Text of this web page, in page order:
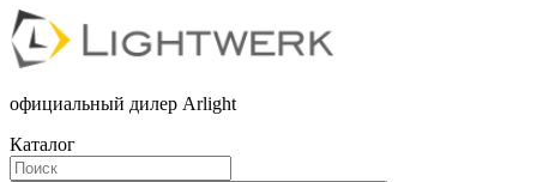
официальный дилер Arlight
Каталог